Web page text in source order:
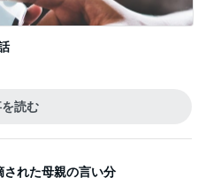
読む
された母親の言い分